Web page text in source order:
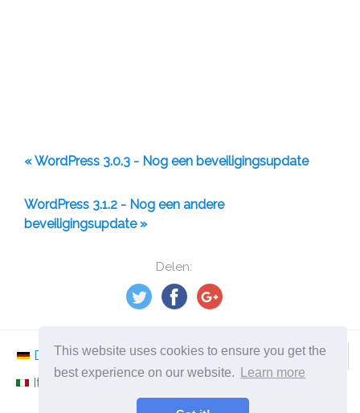
This website uses cookies to ensure you get the
best experience on our website.
Learn more
Delen:
« WordPress 3.0.3 - Nog een beveiligingsupdate
WordPress 3.1.2 - Nog een andere
beveiligingsupdate »
Deutsch Nederlands Svenska
Norsk
Italiano
Español Românesc